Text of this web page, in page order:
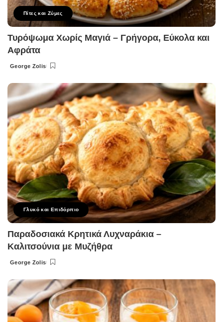
Πίτες και Ζύμες
Τυρόψωμα Χωρίς Μαγιά – Γρήγορα, Εύκολα και
Αφράτα
Posted
George Zolis
Γλυκό και Επιδόρπιο
Παραδοσιακά Κρητικά Λυχναράκια –
Καλιτσούνια με Μυζήθρα
Posted
George Zolis